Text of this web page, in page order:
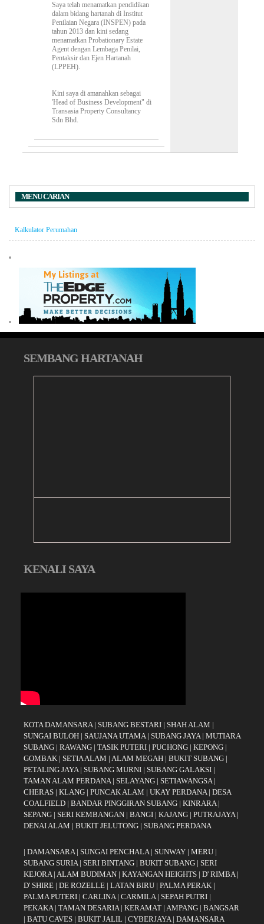
Saya telah menamatkan pendidikan
dalam bidang hartanah di Institut
Penilaian Negara (INSPEN) pada
tahun 2013 dan kini sedang
menamatkan Probationary Estate
Agent dengan Lembaga Penilai,
Pentaksir dan Ejen Hartanah
(LPPEH).
Kini saya di amanahkan sebagai
'Head of Business Development" di
Transasia Property Consultancy
Sdn Bhd.
MENU CARIAN
Kalkulator Perumahan
SEMBANG HARTANAH
KENALI SAYA
KOTA DAMANSARA| SUBANG BESTARI | SHAH ALAM |
SUNGAI BULOH | SAUJANA UTAMA| SUBANG JAYA | MUTIARA
SUBANG | RAWANG | TASIK PUTERI | PUCHONG | KEPONG |
GOMBAK | SETIA ALAM | ALAM MEGAH | BUKIT SUBANG |
PETALING JAYA| SUBANG MURNI | SUBANG GALAKSI |
TAMAN ALAM PERDANA| SELAYANG | SETIAWANGSA|
CHERAS | KLANG | PUNCAK ALAM | UKAY PERDANA| DESA
COALFIELD | BANDAR PINGGIRAN SUBANG | KINRARA|
SEPANG | SERI KEMBANGAN | BANGI | KAJANG | PUTRAJAYA|
DENAI ALAM | BUKIT JELUTONG | SUBANG PERDANA
| DAMANSARA| SUNGAI PENCHALA| SUNWAY | MERU |
SUBANG SURIA| SERI BINTANG | BUKIT SUBANG | SERI
KEJORA| ALAM BUDIMAN | KAYANGAN HEIGHTS | D' RIMBA|
D' SHIRE | DE ROZELLE | LATAN BIRU | PALMA PERAK |
PALMA PUTERI | CARLINA| CARMILA| SEPAH PUTRI |
PEKAKA| TAMAN DESARIA| KERAMAT | AMPANG | BANGSAR
| BATU CAVES | BUKIT JALIL | CYBERJAYA| DAMANSARA